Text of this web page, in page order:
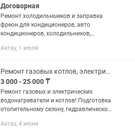
Договорная
Ремонт холодильныеков и заправка
фреон для кондиционеров, авто
кондиционеров, холодильников,
разных видов.
Актау, 1 июля
Ремонт газовых котлов, электрических котлов
3 000 - 25 000 ₸
Ремонт газовых и электрических
водонагреватели и котлов! Подготовка
отопительному сезону, гидравлическое
госзакуп.
Актау, 4 июня